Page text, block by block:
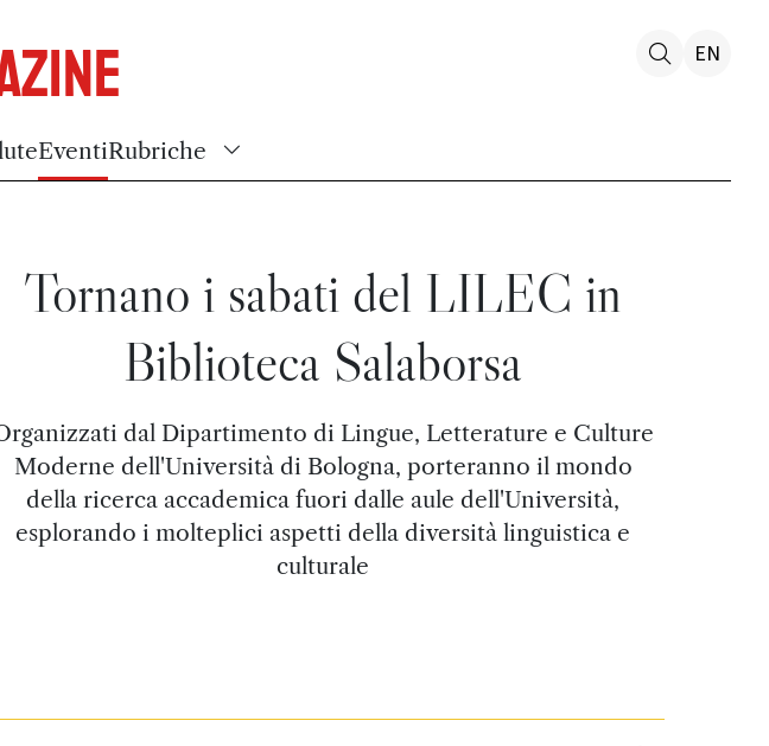
EventiRubriche
EN
Tornano i sabati del LILEC in
Biblioteca Salaborsa
dal Dipartimento di Lingue, Letterature e Culture
Moderne dell'Università di Bologna, porteranno il mondo
della ricerca accademica fuori dalle aule dell'Università,
esplorando i molteplici aspetti della diversità linguistica e
culturale